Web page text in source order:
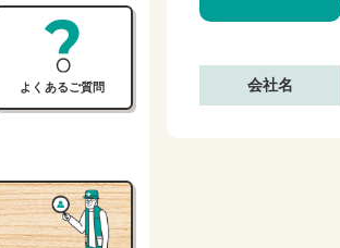
会社名
よくあるご質問